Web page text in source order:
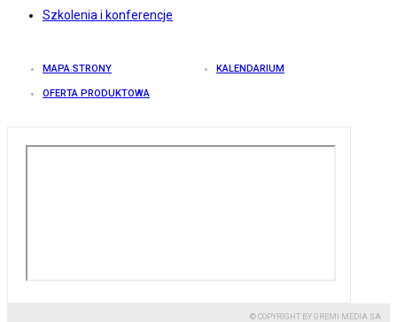
Szkolenia i konferencje
MAPA STRONY KALENDARIUM
OFERTA PRODUKTOWA
© COPYRIGHT BY GREMI MEDIA SA